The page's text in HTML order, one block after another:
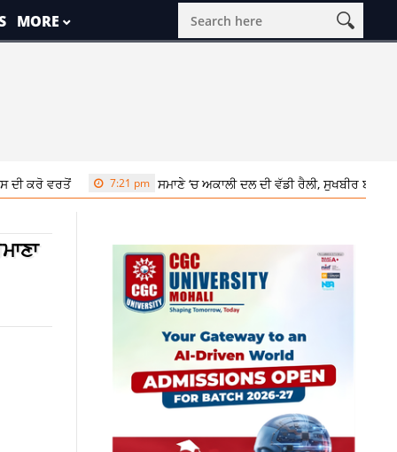
MORE
7:21 pm ਸਮਾਣੇ ‘ਚ ਅਕਾਲੀ ਦਲ ਦੀ ਵੱਡੀ ਰੈਲੀ, ਸੁਖਬੀਰ ਬਾਦਲ ਨੇ ਬੇਅਦਬੀ